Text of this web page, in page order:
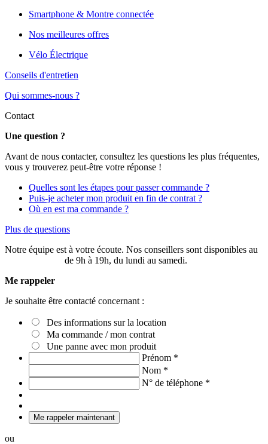
Smartphone & Montre connectée
Nos meilleures offres
Vélo Électrique
Conseils d'entretien
Qui sommes-nous ?
Contact
Une question ?
Avant de nous contacter, consultez les questions les plus fréquentes,
vous y trouverez peut-être votre réponse !
Quelles sont les étapes pour passer commande ?
Puis-je acheter mon produit en fin de contrat ?
Où en est ma commande ?
Plus de questions
Notre équipe est à votre écoute. Nos conseillers sont disponibles au
de 9h à 19h, du lundi au samedi.
Me rappeler
Je souhaite être contacté concernant :
Des informations sur la location
Ma commande / mon contrat
Une panne avec mon produit
Prénom *
Nom *
N° de téléphone *
Me rappeler maintenant
ou